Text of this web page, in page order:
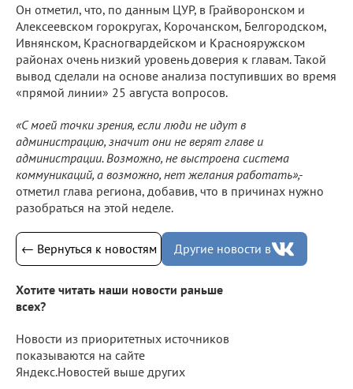
Он отметил, что, по данным ЦУР, в Грайворонском и
Алексеевском горокругах, Корочанском, Белгородском,
Ивнянском, Красногвардейском и Краснояружском
районах очень низкий уровень доверия к главам. Такой
вывод сделали на основе анализа поступивших во время
«прямой линии» 25 августа вопросов.
«С моей точки зрения, если люди не идут в
администрацию, значит они не верят главе и
администрации. Возможно, не выстроена система
коммуникаций, а возможно, нет желания работать»,-
отметил глава региона, добавив, что в причинах нужно
разобраться на этой неделе.
← Вернуться к новостям Другие новости в
Хотите читать наши новости раньше
всех?
Новости из приоритетных источников
показываются на сайте
Яндекс.Новостей выше других